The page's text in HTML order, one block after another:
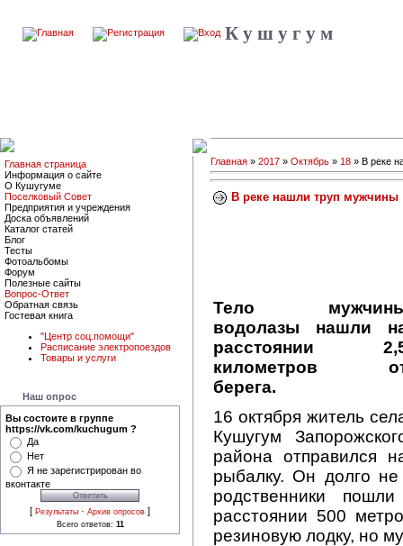
К у ш у г у м
Главная страница
Информация о сайте
О Кушугуме
Поселковый Совет
Предприятия и учреждения
Доска объявлений
Каталог статей
Блог
Тесты
Фотоальбомы
Форум
Полезные сайты
Вопрос-Ответ
Обратная связь
Гостевая книга
"Центр соц.помощи"
Расписание электропоездов
Товары и услуги
Наш опрос
Вы состоите в группе
https://vk.com/kuchugum ?
Да
Нет
Я не зарегистрирован во
вконтакте
[ Результаты · Архив опросов ]
Всего ответов: 11
Главная » 2017 » Октябрь » 18 » В реке
В реке нашли труп мужчины
Тело
водолазы нашли
расстоянии
километров
берега.
16 октября житель
Кушугум
района отправился
рыбалку. Он долго
родственники
расстоянии 500
резиновую лодку, но